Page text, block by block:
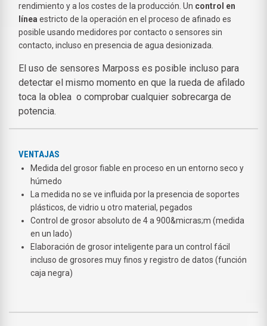
rendimiento y a los costes de la producción. Un control en
línea estricto de la operación en el proceso de afinado es
posible usando medidores por contacto o sensores sin
contacto, incluso en presencia de agua desionizada.
El uso de sensores Marposs es posible incluso para
detectar el mismo momento en que la rueda de afilado
toca la oblea o comprobar cualquier sobrecarga de
potencia.
VENTAJAS
Medida del grosor fiable en proceso en un entorno seco y
húmedo
La medida no se ve influida por la presencia de soportes
plásticos, de vidrio u otro material, pegados
Control de grosor absoluto de 4 a 900&micras;m (medida
en un lado)
Elaboración de grosor inteligente para un control fácil
incluso de grosores muy finos y registro de datos (función
caja negra)